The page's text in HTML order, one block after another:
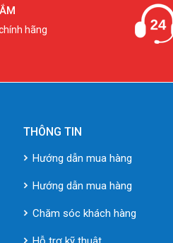
hãng
THÔNG TIN
Hướng dẫn mua hàng
Hướng dẫn mua hàng
Chăm sóc khách hàng